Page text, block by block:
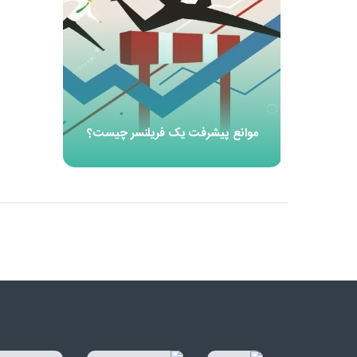
موانع پیشرفت یک فریلنسر چیست؟